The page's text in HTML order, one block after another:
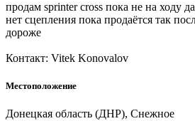
продам sprinter cross пока не на ходу
нет сцепления пока продаётся так
дороже
Контакт: Vitek Konovalov
Местоположение
Донецкая область (ДНР), Снежное